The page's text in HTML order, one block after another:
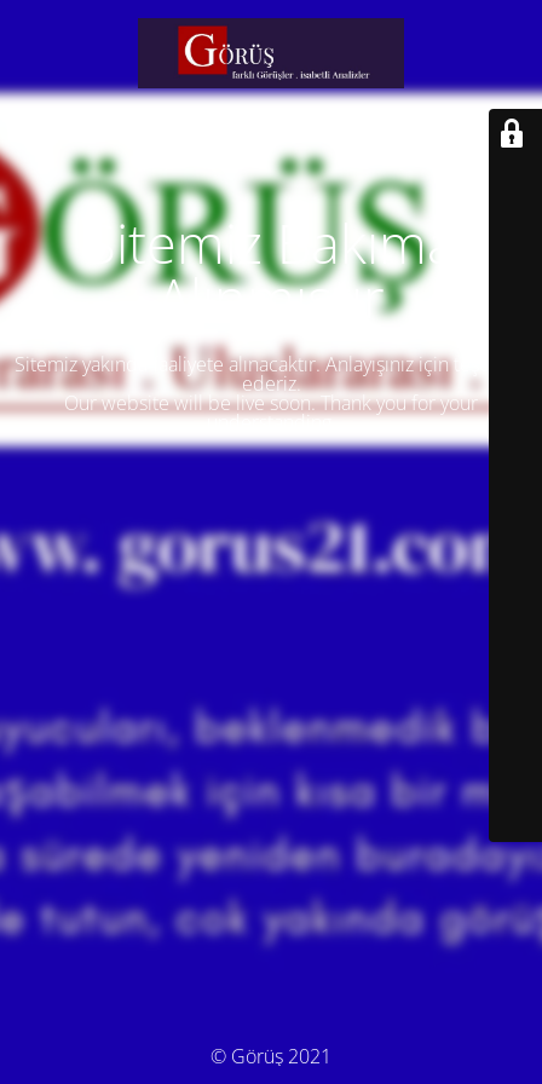
Sitemiz Bakıma
Alınmıştır
Sitemiz yakında faaliyete alınacaktır. Anlayışınız için teşekkür
ederiz.
Our website will be live soon. Thank you for your
understanding.
© Görüş 2021